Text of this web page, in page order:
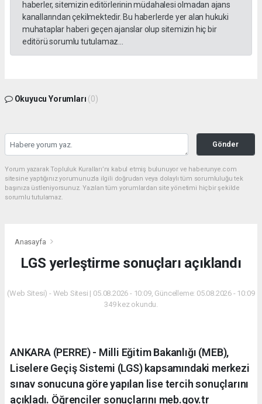
haberler, sitemizin editörlerinin müdahalesi olmadan ajans
kanallarından çekilmektedir. Bu haberlerde yer alan hukuki
muhataplar haberi geçen ajanslar olup sitemizin hiç bir
editörü sorumlu tutulamaz...
Okuyucu Yorumları (0)
Gönder
Yorum yazarak Topluluk Kuralları’nı kabul etmiş bulunuyor ve haberunye.com
sitesine yaptığınız yorumunuzla ilgili doğrudan veya dolaylı tüm sorumluluğu tek
başınıza üstleniyorsunuz. Yazılan tüm yorumlardan site yönetimi hiçbir şekilde
sorumlu tutulamaz.
Anasayfa
LGS yerleştirme sonuçları açıklandı
(Web Sitesi) - Web Sitesi | 05.08.2026 - 10:09, Güncelleme: 05.08.2026 - 10:09
349 kez okundu.
ANKARA (PERRE) - Milli Eğitim Bakanlığı (MEB),
Liselere Geçiş Sistemi (LGS) kapsamındaki merkezi
sınav sonucuna göre yapılan lise tercih sonuçlarını
açıkladı. Öğrenciler sonuçlarını meb.gov.tr